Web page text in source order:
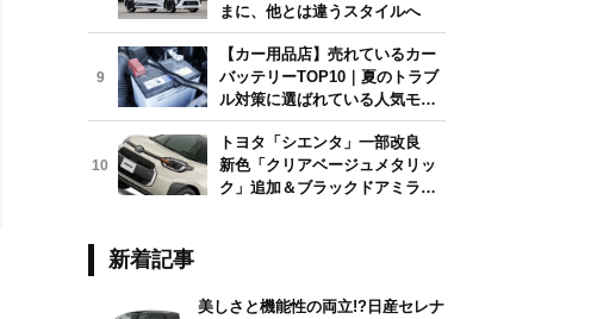
まに、他とは違うスタイルへ
9
【カー用品店】売れているカー
バッテリーTOP10｜夏のトラブ
ル対策に選ばれている人気モデ
ルは？【2026年6月版】
10
トヨタ「シエンタ」一部改良
新色「クリアベージュメタリッ
ク」追加＆ブラックドアミラー
新着記事
美しさと機能性の両立!?日産セレナ